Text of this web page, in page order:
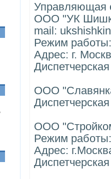
Управляющая
ООО "УК
mail:
Режим
Адрес: г.
ООО
ООО
Режим
Адрес: